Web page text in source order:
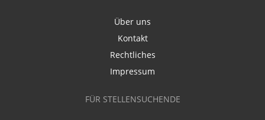
Über uns
Kontakt
Rechtliches
Impressum
FÜR STELLENSUCHENDE